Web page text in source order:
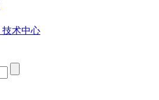
技术中心